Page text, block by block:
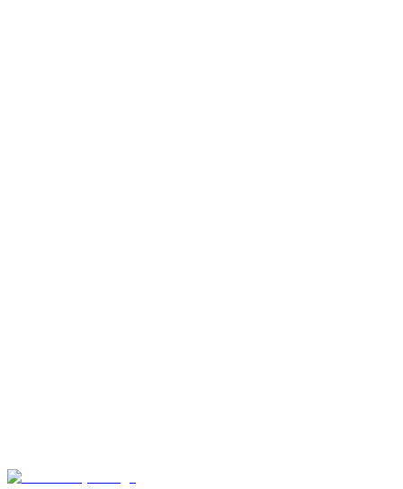
Google Play